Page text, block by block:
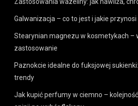
Galwanizacja – co to jest i jakie
Stearynian magnezu w kosmetykach –
zastosowanie
Paznokcie idealne do fuksjowej
trendy
Jak kupić perfumy w ciemno –